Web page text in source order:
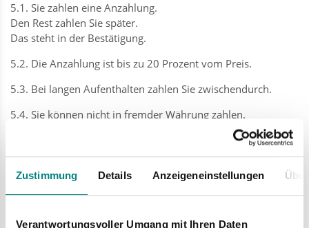
Zustimmung Details Anzeigeneinstellungen
Verantwortungsvoller Umgang mit Ihren Daten
5.1. Sie zahlen eine Anzahlung.
Den Rest zahlen Sie später.
Das steht in der Bestätigung.
5.2. Die Anzahlung ist bis zu 20 Prozent vom Preis.
5.3. Bei langen Aufenthalten zahlen Sie zwischendurch.
5.4. Sie können nicht in fremder Währung zahlen.
Kreditkarten gehen nur, wenn der Gastgeber das erlaubt.
5.5. Wenn Sie die Anzahlung nicht zahlen,
kann der Gastgeber die Buchung stornieren.
Dann müssen Sie Storno-Kosten zahlen.